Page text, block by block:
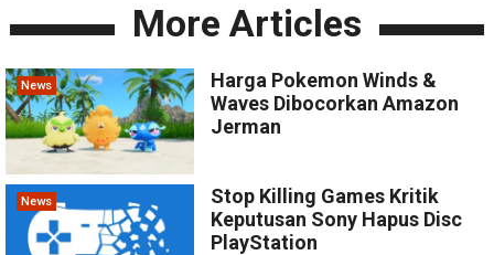
More Articles
News
Harga Pokemon Winds &
Waves Dibocorkan Amazon
Jerman
News
Stop Killing Games Kritik
Keputusan Sony Hapus Disc
PlayStation